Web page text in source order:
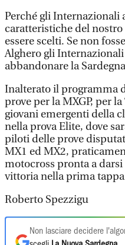
Perché gli Internazionali
caratteristiche del
essere scelti. Se non
Alghero gli
abbandonare la
Inalterato il programma
prove per la MXGP, per
giovani emergenti della
nella prova Elite, dove
piloti delle prove
MX1 ed MX2,
motocross pronta a
vittoria nella prima
Roberto Spezzigu
Non lasciare decidere